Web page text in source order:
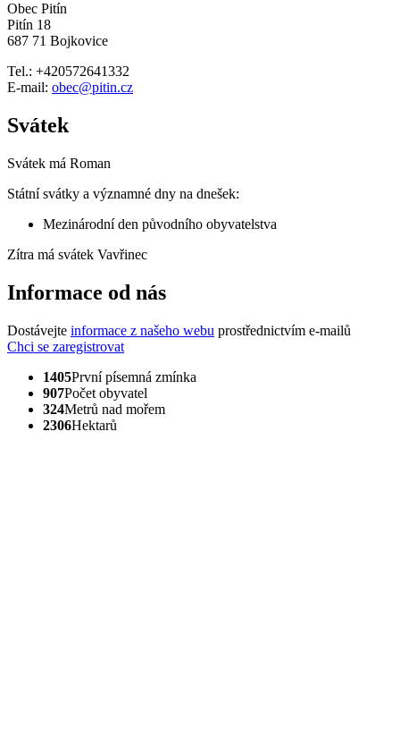
Obec Pitín
Pitín 18
687 71 Bojkovice
Tel.: +420572641332
E-mail: obec@pitin.cz
Svátek
Svátek má Roman
Státní svátky a významné dny na dnešek:
Mezinárodní den původního obyvatelstva
Zítra má svátek Vavřinec
Informace od nás
Dostávejte informace z našeho webu prostřednictvím e-mailů
Chci se zaregistrovat
1405První písemná zmínka
907Počet obyvatel
324Metrů nad mořem
2306Hektarů